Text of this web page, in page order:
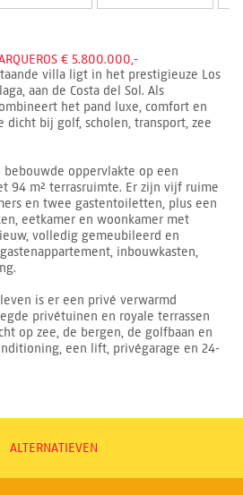
€ 5.800.000,-
villa ligt in het prestigieuze Los
aan de Costa del Sol. Als
het pand luxe, comfort en
dicht bij golf, scholen, transport, zee
bebouwde oppervlakte op een
94 m² terrasruimte. Er zijn vijf ruime
en twee gastentoiletten, plus een
eetkamer en woonkamer met
volledig gemeubileerd en
inbouwkasten,
is er een privé verwarmd
privétuinen en royale terrassen
op zee, de bergen, de golfbaan en
een lift, privégarage en 24-
ALTERNATIEVEN